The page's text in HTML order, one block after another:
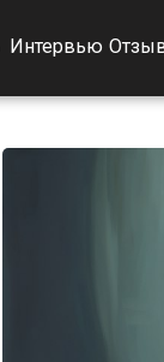
Интервью